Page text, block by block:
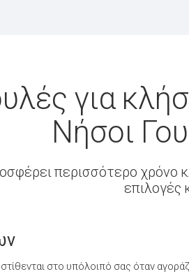
για
Νήσοι
περισσότερο χρόνο
στο υπόλοιπό σας όταν